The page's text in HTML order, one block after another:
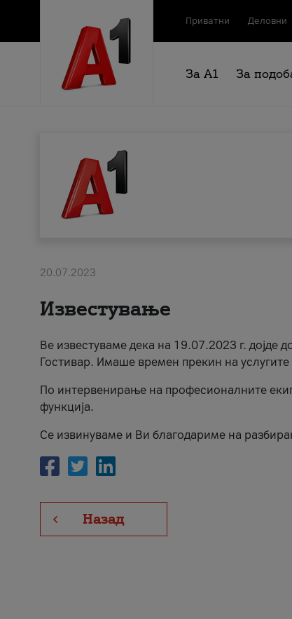
Приватни Деловни
За А1 За
20.07.2023
Известување
Ве известуваме дека на 19.07.2023 г. дојде
Гостивар. Имаше времен прекин на услугите
По интервенирање на професионалните
функција.
Се извинуваме и Ви благодариме на
Назад